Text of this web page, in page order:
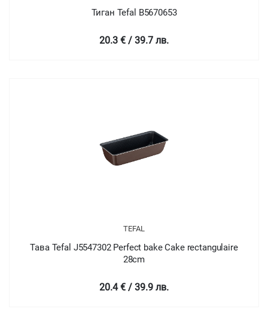
Тиган Tefal B5670653
20.3 € / 39.7 лв.
TEFAL
Тава Tefal J5547302 Perfect bake Cake rectangulaire
28cm
20.4 € / 39.9 лв.